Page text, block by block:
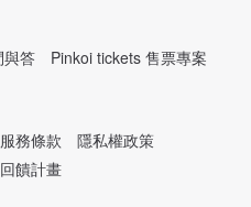
與答 Pinkoi tickets 售票專案
服務條款
隱私權政策
饋計畫